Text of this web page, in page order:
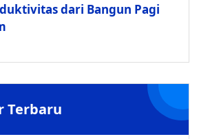
dari Bangun Pagi
Terbaru